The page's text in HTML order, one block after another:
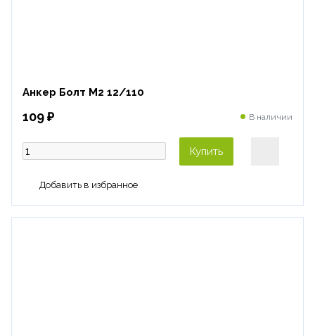
Анкер Болт М2 12/110
109 ₽ В наличии
Купить